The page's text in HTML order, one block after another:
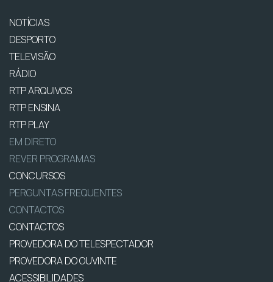
NOTÍCIAS
DESPORTO
TELEVISÃO
RÁDIO
RTP ARQUIVOS
RTP ENSINA
RTP PLAY
EM DIRETO
REVER PROGRAMAS
CONCURSOS
PERGUNTAS FREQUENTES
CONTACTOS
CONTACTOS
PROVEDORA DO TELESPECTADOR
PROVEDORA DO OUVINTE
ACESSIBILIDADES